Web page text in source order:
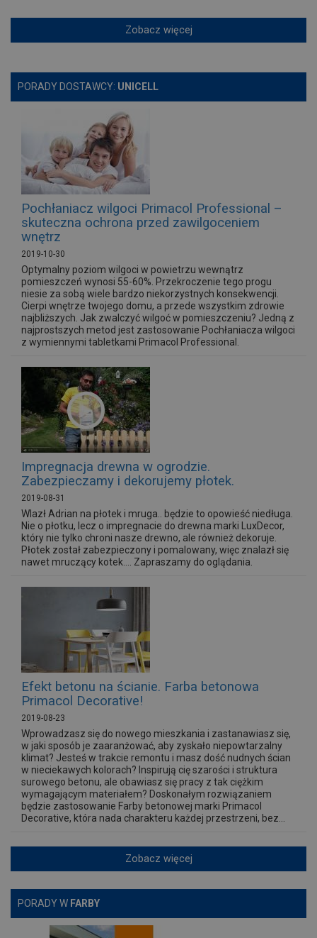
Zobacz więcej
PORADY DOSTAWCY: UNICELL
Pochłaniacz wilgoci Primacol Professional –
skuteczna ochrona przed zawilgoceniem
wnętrz
2019-10-30
Optymalny poziom wilgoci w powietrzu wewnątrz
pomieszczeń wynosi 55-60%. Przekroczenie tego progu
niesie za sobą wiele bardzo niekorzystnych konsekwencji.
Cierpi wnętrze twojego domu, a przede wszystkim zdrowie
najbliższych. Jak zwalczyć wilgoć w pomieszczeniu? Jedną z
najprostszych metod jest zastosowanie Pochłaniacza wilgoci
z wymiennymi tabletkami Primacol Professional.
Impregnacja drewna w ogrodzie.
Zabezpieczamy i dekorujemy płotek.
2019-08-31
Wlazł Adrian na płotek i mruga.. będzie to opowieść niedługa.
Nie o płotku, lecz o impregnacie do drewna marki LuxDecor,
który nie tylko chroni nasze drewno, ale również dekoruje.
Płotek został zabezpieczony i pomalowany, więc znalazł się
nawet mruczący kotek.... Zapraszamy do oglądania.
Efekt betonu na ścianie. Farba betonowa
Primacol Decorative!
2019-08-23
Wprowadzasz się do nowego mieszkania i zastanawiasz się,
w jaki sposób je zaaranżować, aby zyskało niepowtarzalny
klimat? Jesteś w trakcie remontu i masz dość nudnych ścian
w nieciekawych kolorach? Inspirują cię szarości i struktura
surowego betonu, ale obawiasz się pracy z tak ciężkim
wymagającym materiałem? Doskonałym rozwiązaniem
będzie zastosowanie Farby betonowej marki Primacol
Decorative, która nada charakteru każdej przestrzeni, bez...
Zobacz więcej
PORADY W FARBY